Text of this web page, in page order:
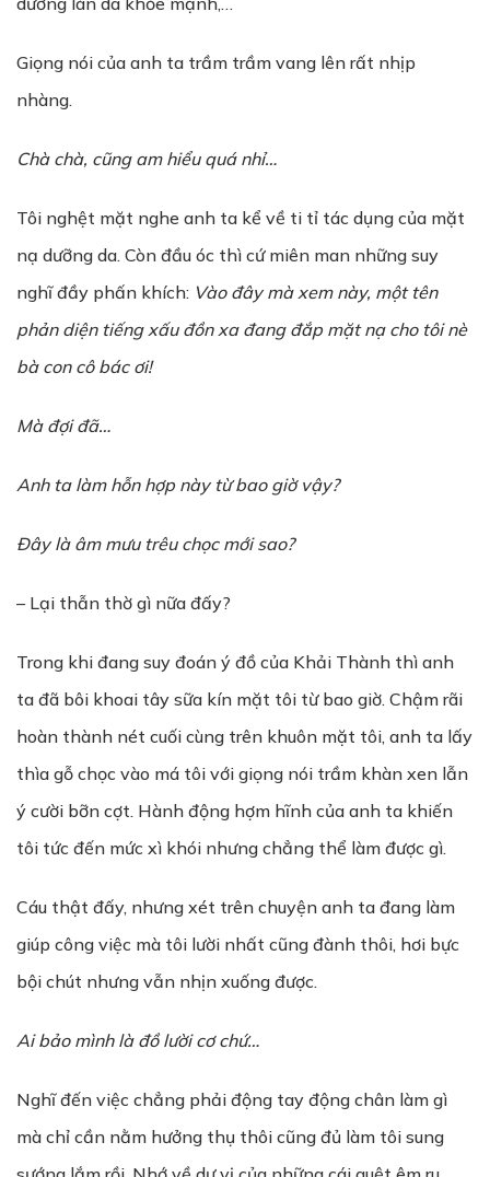
Giọng nói của anh ta trầm trầm vang lên rất nhịp
nhàng.
Chà chà, cũng am hiểu quá nhỉ…
Tôi nghệt mặt nghe anh ta kể về ti tỉ tác dụng của mặt
nạ dưỡng da. Còn đầu óc thì cứ miên man những suy
nghĩ đầy phấn khích: Vào đây mà xem này, một tên
phản diện tiếng xấu đồn xa đang đắp mặt nạcho tôi nè
bà con cô bác ơi!
Mà đợi đã…
Anh ta làm hỗn hợp này từ bao giờ vậy?
Đây là âm mưu trêu chọc mới sao?
– Lại thẫn thờ gì nữa đấy?
Trong khi đang suy đoán ý đồ của Khải Thành thì anh
ta đã bôi khoai tây sữa kín mặt tôi từ bao giờ. Chậm rãi
hoàn thành nét cuối cùng trên khuôn mặt tôi, anh ta lấy
thìa gỗ chọc vào má tôi với giọng nói trầm khàn xen lẫn
ý cười bỡn cợt. Hành động hợm hĩnh của anh ta khiến
tôi tức đến mức xì khói nhưng chẳng thể làm được gì.
Cáu thật đấy, nhưng xét trên chuyện anh ta đang làm
giúp công việc mà tôi lười nhất cũng đành thôi, hơi bực
bội chút nhưng vẫn nhịn xuống được.
Ai bảo mình là đồlười cơ chứ…
Nghĩ đến việc chẳng phải động tay động chân làm gì
mà chỉ cần nằm hưởng thụ thôi cũng đủ làm tôi sung